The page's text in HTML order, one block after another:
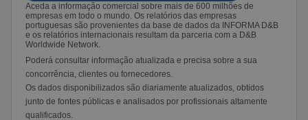
Aceda a informação comercial sobre mais de 600 milhões de
empresas em todo o mundo. Os relatórios das empresas
portuguesas são provenientes da base de dados da INFORMA D&B
e os relatórios internacionais resultam da parceria com a D&B
Worldwide Network.
Poderá consultar informação atualizada e precisa sobre a sua
concorrência, clientes ou fornecedores.
Os dados disponibilizados são diariamente atualizados, obtidos
junto de fontes públicas e analisados por profissionais altamente
qualificados.